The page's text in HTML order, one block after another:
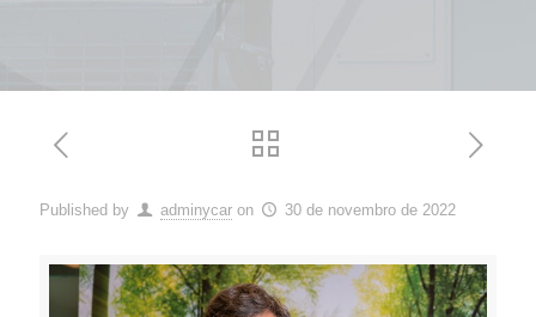
Published by adminycar on 30 de novembro de 2022